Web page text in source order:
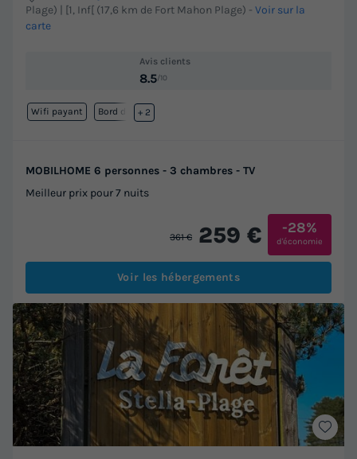
Plage) | [1, Inf[ (17,6 km de Fort Mahon Plage) - Voir sur la
carte
Avis clients
8.5/10
Wifi payant Bord de mer
+ 2
MOBILHOME 6 personnes - 3 chambres - TV
Meilleur prix pour 7 nuits
361 € 259 € -28%
d'économie
Voir les hébergements